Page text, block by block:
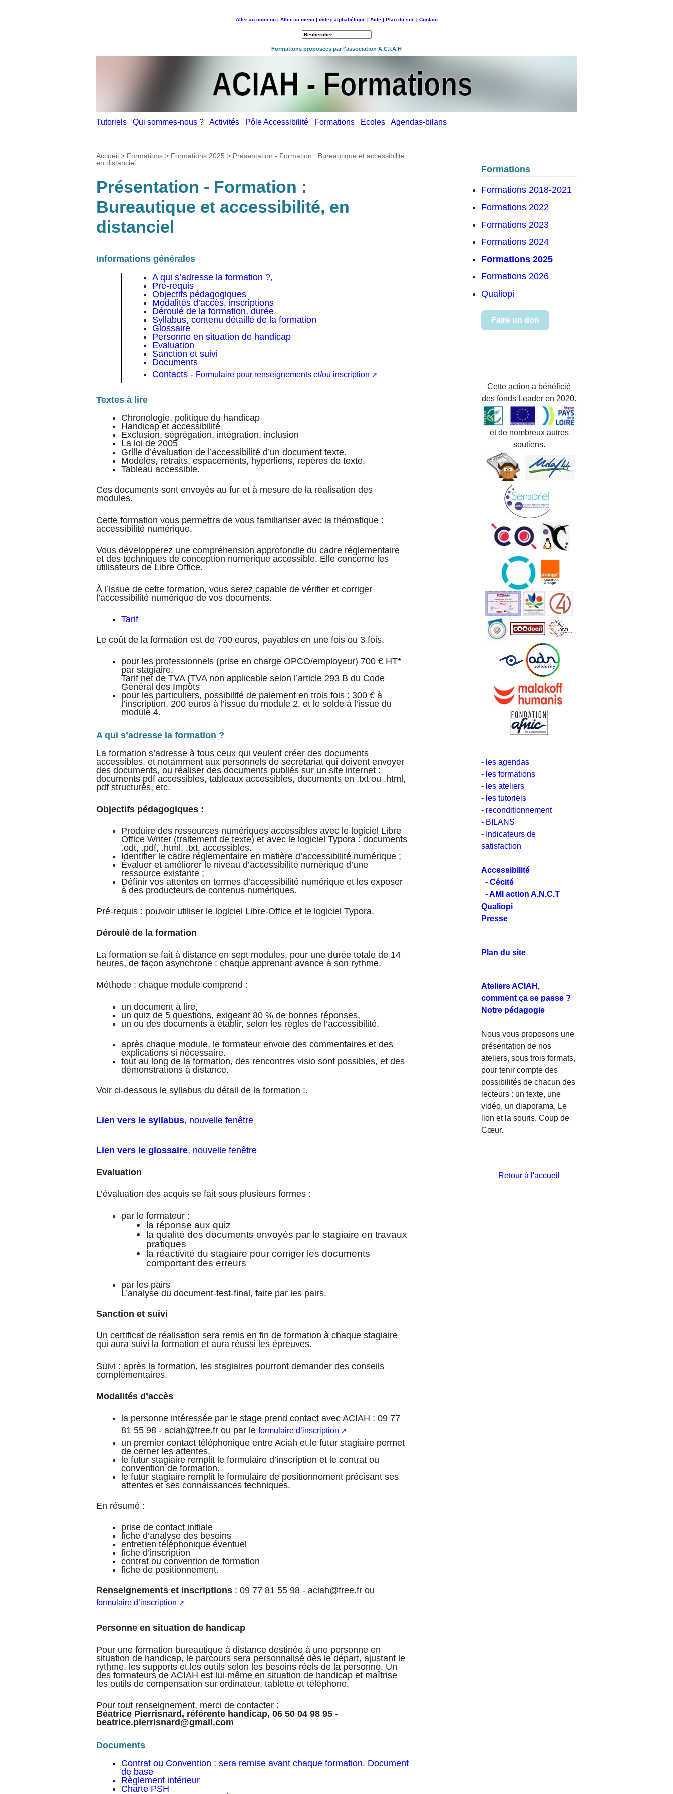
Aller au contenu | Aller au menu | index alphabétique | Aide | Plan du site | Contact
Formations proposées par l'association A.C.I.A.H
Tutoriels Qui sommes-nous ? Activités Pôle Accessibilité Formations Ecoles Agendas-bilans
Accueil > Formations > Formations 2025 > Présentation - Formation : Bureautique et accessibilité,
en distanciel
Présentation - Formation :
Bureautique et accessibilité, en
distanciel
Informations générales
A qui s’adresse la formation ?,
Pré-requis
Objectifs pédagogiques
Modalités d’accès, inscriptions
Déroulé de la formation, durée
Syllabus, contenu détaillé de la formation
Glossaire
Personne en situation de handicap
Evaluation
Sanction et suivi
Documents
Contacts - Formulaire pour renseignements et/ou inscription
Textes à lire
Chronologie, politique du handicap
Handicap et accessibilité
Exclusion, ségrégation, intégration, inclusion
La loi de 2005
Grille d’évaluation de l’accessibilité d’un document texte.
Modèles, retraits, espacements, hyperliens, repères de texte,
Tableau accessible.
Ces documents sont envoyés au fur et à mesure de la réalisation des
modules.
Cette formation vous permettra de vous familiariser avec la thématique :
accessibilité numérique.
Vous développerez une compréhension approfondie du cadre réglementaire
et des techniques de conception numérique accessible. Elle concerne les
utilisateurs de Libre Office.
À l’issue de cette formation, vous serez capable de vérifier et corriger
l’accessibilité numérique de vos documents.
Tarif
Le coût de la formation est de 700 euros, payables en une fois ou 3 fois.
pour les professionnels (prise en charge OPCO/employeur) 700 € HT*
par stagiaire.
Tarif net de TVA (TVA non applicable selon l’article 293 B du Code
Général des Impôts
pour les particuliers, possibilité de paiement en trois fois : 300 € à
l’inscription, 200 euros à l’issue du module 2, et le solde à l’issue du
module 4.
A qui s’adresse la formation ?
La formation s’adresse à tous ceux qui veulent créer des documents
accessibles, et notamment aux personnels de secrétariat qui doivent envoyer
des documents, ou réaliser des documents publiés sur un site internet :
documents pdf accessibles, tableaux accessibles, documents en .txt ou .html,
pdf structurés, etc.
Objectifs pédagogiques :
Produire des ressources numériques accessibles avec le logiciel Libre
Office Writer (traitement de texte) et avec le logiciel Typora : documents
.odt, .pdf, .html, .txt, accessibles.
Identifier le cadre réglementaire en matière d’accessibilité numérique ;
Évaluer et améliorer le niveau d’accessibilité numérique d’une
ressource existante ;
Définir vos attentes en termes d’accessibilité numérique et les exposer
à des producteurs de contenus numériques.
Pré-requis : pouvoir utiliser le logiciel Libre-Office et le logiciel Typora.
Déroulé de la formation
La formation se fait à distance en sept modules, pour une durée totale de 14
heures, de façon asynchrone : chaque apprenant avance à son rythme.
Méthode : chaque module comprend :
un document à lire,
un quiz de 5 questions, exigeant 80 % de bonnes réponses,
un ou des documents à établir, selon les règles de l’accessibilité.
après chaque module, le formateur envoie des commentaires et des
explications si nécessaire.
tout au long de la formation, des rencontres visio sont possibles, et des
démonstrations à distance.
Voir ci-dessous le syllabus du détail de la formation :.
Lien vers le syllabus, nouvelle fenêtre
Lien vers le glossaire, nouvelle fenêtre
Evaluation
L’évaluation des acquis se fait sous plusieurs formes :
par le formateur :
la réponse aux quiz
la qualité des documents envoyés par le stagiaire en travaux
pratiques
la réactivité du stagiaire pour corriger les documents
comportant des erreurs
par les pairs
L’analyse du document-test-final, faite par les pairs.
Sanction et suivi
Un certificat de réalisation sera remis en fin de formation à chaque stagiaire
qui aura suivi la formation et aura réussi les épreuves.
Suivi : après la formation, les stagiaires pourront demander des conseils
complémentaires.
Modalités d’accès
la personne intéressée par le stage prend contact avec ACIAH : 09 77
81 55 98 - aciah@free.fr ou par le formulaire d’inscription
un premier contact téléphonique entre Aciah et le futur stagiaire permet
de cerner les attentes,
le futur stagiaire remplit le formulaire d’inscription et le contrat ou
convention de formation.
le futur stagiaire remplit le formulaire de positionnement précisant ses
attentes et ses connaissances techniques.
En résumé :
prise de contact initiale
fiche d’analyse des besoins
entretien téléphonique éventuel
fiche d’inscription
contrat ou convention de formation
fiche de positionnement.
Renseignements et inscriptions : 09 77 81 55 98 - aciah@free.fr ou
formulaire d’inscription
Personne en situation de handicap
Pour une formation bureautique à distance destinée à une personne en
situation de handicap, le parcours sera personnalisé dès le départ, ajustant le
rythme, les supports et les outils selon les besoins réels de la personne. Un
des formateurs de ACIAH est lui-même en situation de handicap et maîtrise
les outils de compensation sur ordinateur, tablette et téléphone.
Pour tout renseignement, merci de contacter :
Béatrice Pierrisnard, référente handicap, 06 50 04 98 95 -
beatrice.pierrisnard@gmail.com
Documents
Contrat ou Convention : sera remise avant chaque formation. Document
de base
Règlement intérieur
Charte PSH
Formations
Formations 2018-2021
Formations 2022
Formations 2023
Formations 2024
Formations 2025
Formations 2026
Qualiopi
Faire un don
Cette action a bénéficié
des fonds Leader en 2020.
et de nombreux autres
soutiens.
- les agendas
- les formations
- les ateliers
- les tutoriels
- reconditionnement
- BILANS
- Indicateurs de
satisfaction
Accessibilité
- Cécité
- AMI action A.N.C.T
Qualiopi
Presse
Plan du site
Ateliers ACIAH,
comment ça se passe ?
Notre pédagogie
Nous vous proposons une
présentation de nos
ateliers, sous trois formats,
pour tenir compte des
possibilités de chacun des
lecteurs : un texte, une
vidéo, un diaporama, Le
lion et la souris, Coup de
Cœur.
Retour à l'accueil